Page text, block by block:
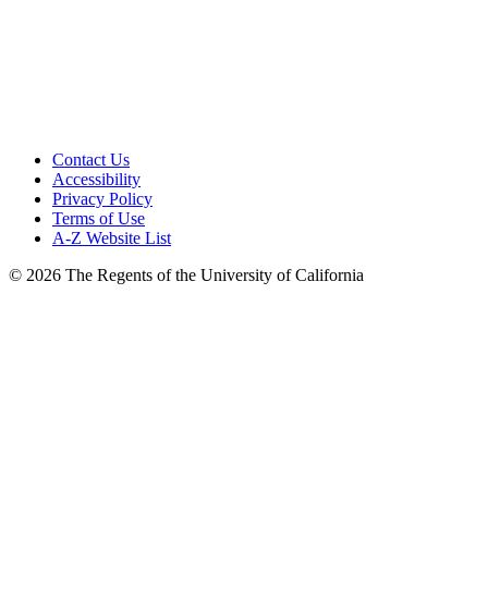
Contact Us
Accessibility
Privacy Policy
Terms of Use
A-Z Website List
© 2026 The Regents of the University of California